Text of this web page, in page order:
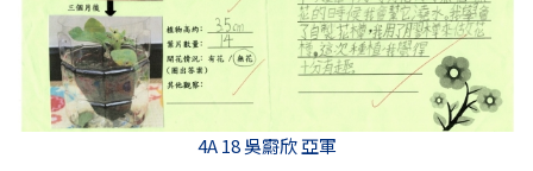
4A 18 吳霨欣 亞軍